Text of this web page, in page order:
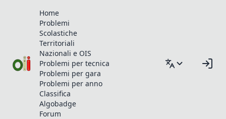
Home
Problemi
Scolastiche
Territoriali
Nazionali e OIS
Problemi per tecnica
Problemi per gara
Problemi per anno
Classifica
Algobadge
Forum